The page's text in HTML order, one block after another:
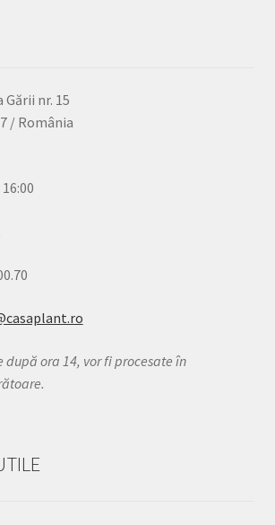
nr. 15
/ România
după ora 14, vor fi procesate în